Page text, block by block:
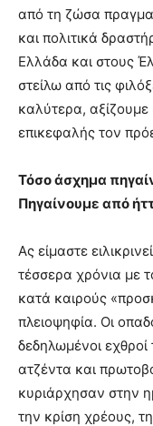
από τη ζώσα
και πολιτικά
Ελλάδα και στους
στείλω από τις
καλύτερα,
επικεφαλής τον
Τόσο άσχημα
Πηγαίνουμε από
Ας είμαστε
τέσσερα χρόνια με
κατά καιρούς
πλειοψηφία. Οι
δεδηλωμένοι εχθροί
ατζέντα και
κυριάρχησαν στην
την κρίση χρέους,